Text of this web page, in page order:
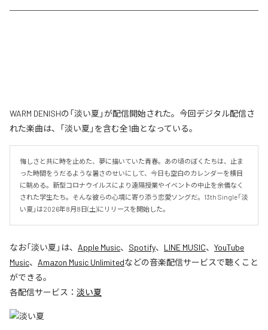
WARM DENISHの「淡い夏」が配信開始された。今回デジタル配信さ
れた楽曲は、「淡い夏」を含む全1曲となっている。
悔しさと共に時を止めた、夢に描いていた青春。あの頃のぼくたちは、止ま
った時間をうだるような暑さのせいにして、今日も空白のカレンダーを横目
に眺める。新型コロナウイルスにより遠隔授業やイベントの中止を余儀なく
された学生たち。そんな彼らの心境に寄り添う恋愛ソングだ。13th Single「淡
い夏」は2026年8月8日(土)にリリースを開始した。
なお「淡い夏 」は、 Apple Music、 Spotify、 LINE MUSIC、 YouTube
Music、 Amazon Music Unlimitedなどの音楽配信サービスで聴くこと
ができる。
各配信サービス： 淡い夏